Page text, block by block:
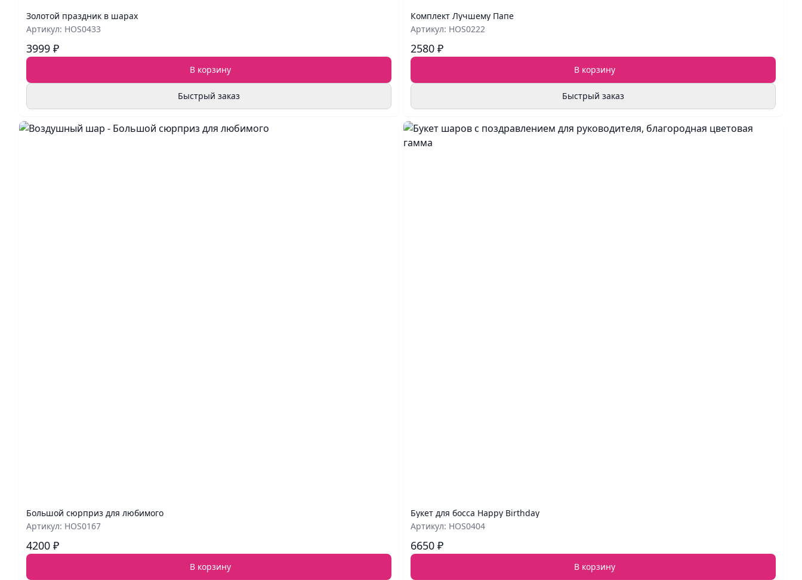
Золотой праздник в шарах
Артикул: HOS0433
3999 ₽
В корзину
Быстрый заказ
Комплект Лучшему Папе
Артикул: HOS0222
2580 ₽
В корзину
Быстрый заказ
Большой сюрприз для любимого
Артикул: HOS0167
4200 ₽
В корзину
Букет для босса Happy Birthday
Артикул: HOS0404
6650 ₽
В корзину